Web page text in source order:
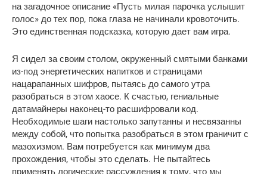
на загадочное описание «Пусть милая парочка услышит
голос» до тех пор, пока глаза не начинали кровоточить.
Это единственная подсказка, которую дает вам игра.
Я сидел за своим столом, окруженный смятыми банками
из-под энергетических напитков и страницами
нацарапанных шифров, пытаясь до самого утра
разобраться в этом хаосе. К счастью, гениальные
датамайнеры наконец-то расшифровали код.
Необходимые шаги настолько запутанны и несвязанны
между собой, что попытка разобраться в этом граничит с
мазохизмом. Вам потребуется как минимум два
прохождения, чтобы это сделать. Не пытайтесь
применять логические рассуждения к тому, что мы